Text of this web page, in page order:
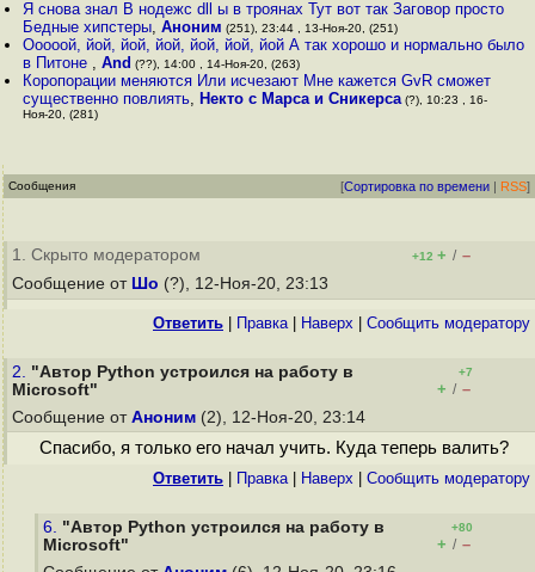
Я снова знал В нодежс dll ы в троянах Тут вот так Заговор просто
Бедные хипстеры,Аноним (251), 23:44 , 13-Ноя-20, (251)
Ооооой, йой, йой, йой, йой, йой, йой А так хорошо и нормально было
в Питоне ,And (??), 14:00 , 14-Ноя-20, (263)
Коропорации меняются Или исчезают Мне кажется GvR сможет
существенно повлиять, Некто с Марса и Сникерса (?), 10:23 , 16-
Ноя-20, (281)
Сообщения [Сортировка по времени | RSS]
1. Скрыто модератором +12 + / –
Сообщение от Шо (?), 12-Ноя-20, 23:13
Ответить Правка| Наверх Cообщить модератору
2. "Автор Python устроился на работу в
Microsoft"
+7
+ / –
Сообщение от Аноним (2), 12-Ноя-20, 23:14
Спасибо, я только его начал учить. Куда теперь валить?
Ответить Правка| Наверх Cообщить модератору
6. "Автор Python устроился на работу в
Microsoft"
+80
+ / –